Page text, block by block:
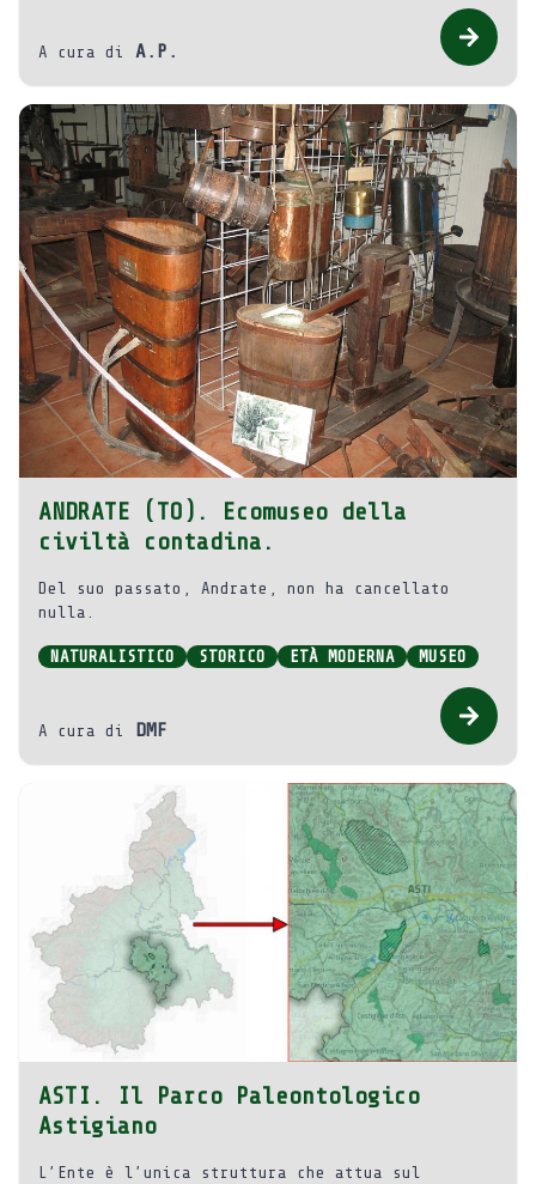
A cura di A.P.
ANDRATE (TO). Ecomuseo della
civiltà contadina.
Del suo passato, Andrate, non ha cancellato
nulla.
NATURALISTICO STORICO ETÀ MODERNA MUSEO
A cura di DMF
ASTI. Il Parco Paleontologico
Astigiano
L’Ente è l’unica struttura che attua sul